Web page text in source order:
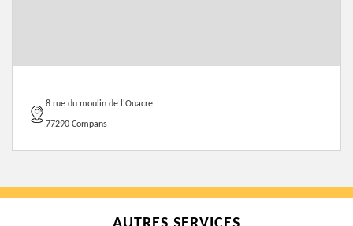
8 rue du moulin de l'Ouacre
77290 Compans